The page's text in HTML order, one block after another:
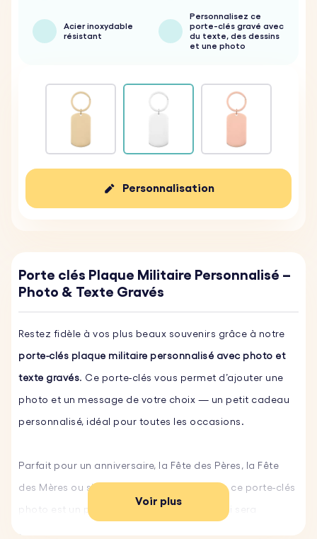
Acier inoxydable
résistant
Personnalisez ce
porte-clés gravé avec
du texte, des dessins
et une photo
Personnalisation
Porte clés Plaque Militaire Personnalisé –
Photo & Texte Gravés
Restez fidèle à vos plus beaux souvenirs grâce à notre
porte-clés plaque militaire personnalisé avec photo et
texte gravés. Ce porte-clés vous permet d’ajouter une
photo et un message de votre choix — un petit cadeau
personnalisé, idéal pour toutes les occasions.
Parfait pour un anniversaire, la Fête des Pères, la Fête
des Mères ou simplement pour faire plaisir, ce porte-clés
photo est un présent original et durable, qui sera
Voir plus